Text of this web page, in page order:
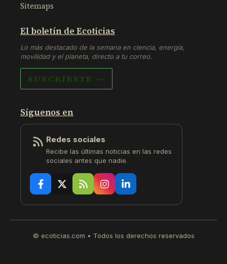
Sitemaps
El boletín de Ecoticias
Lo más destacado de la semana en ciencia, energía,
movilidad y el planeta, directo a tu correo.
SUSCRÍBETE →
Síguenos en
Redes sociales
Recibe las últimas noticias en las redes
sociales antes que nadie.
© ecoticias.com • Todos los derechos reservados